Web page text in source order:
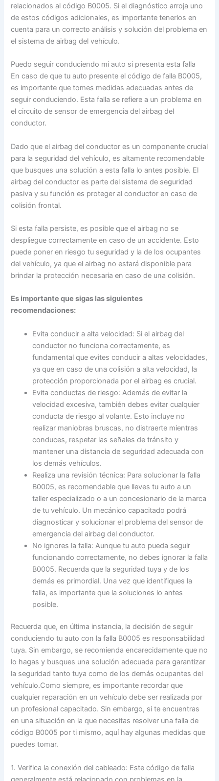
relacionados al código B0005. Si el diagnóstico arroja uno
de estos códigos adicionales, es importante tenerlos en
cuenta para un correcto análisis y solución del problema en
el sistema de airbag del vehículo.
Puedo seguir conduciendo mi auto si presenta esta falla
En caso de que tu auto presente el código de falla B0005,
es importante que tomes medidas adecuadas antes de
seguir conduciendo. Esta falla se refiere a un problema en
el circuito de sensor de emergencia del airbag del
conductor.
Dado que el airbag del conductor es un componente crucial
para la seguridad del vehículo, es altamente recomendable
que busques una solución a esta falla lo antes posible. El
airbag del conductor es parte del sistema de seguridad
pasiva y su función es proteger al conductor en caso de
colisión frontal.
Si esta falla persiste, es posible que el airbag no se
despliegue correctamente en caso de un accidente. Esto
puede poner en riesgo tu seguridad y la de los ocupantes
del vehículo, ya que el airbag no estará disponible para
brindar la protección necesaria en caso de una colisión.
Es importante que sigas las siguientes
recomendaciones:
Evita conducir a alta velocidad: Si el airbag del
conductor no funciona correctamente, es
fundamental que evites conducir a altas velocidades,
ya que en caso de una colisión a alta velocidad, la
protección proporcionada por el airbag es crucial.
Evita conductas de riesgo: Además de evitar la
velocidad excesiva, también debes evitar cualquier
conducta de riesgo al volante. Esto incluye no
realizar maniobras bruscas, no distraerte mientras
conduces, respetar las señales de tránsito y
mantener una distancia de seguridad adecuada con
los demás vehículos.
Realiza una revisión técnica: Para solucionar la falla
B0005, es recomendable que lleves tu auto a un
taller especializado o a un concesionario de la marca
de tu vehículo. Un mecánico capacitado podrá
diagnosticar y solucionar el problema del sensor de
emergencia del airbag del conductor.
No ignores la falla: Aunque tu auto pueda seguir
funcionando correctamente, no debes ignorar la falla
B0005. Recuerda que la seguridad tuya y de los
demás es primordial. Una vez que identifiques la
falla, es importante que la soluciones lo antes
posible.
Recuerda que, en última instancia, la decisión de seguir
conduciendo tu auto con la falla B0005 es responsabilidad
tuya. Sin embargo, se recomienda encarecidamente que no
lo hagas y busques una solución adecuada para garantizar
la seguridad tanto tuya como de los demás ocupantes del
vehículo.Como siempre, es importante recordar que
cualquier reparación en un vehículo debe ser realizada por
un profesional capacitado. Sin embargo, si te encuentras
en una situación en la que necesitas resolver una falla de
código B0005 por ti mismo, aquí hay algunas medidas que
puedes tomar.
1. Verifica la conexión del cableado: Este código de falla